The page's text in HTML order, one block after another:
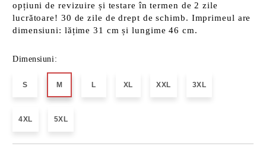
opțiuni de revizuire și testare în termen de 2 zile
lucrătoare! 30 de zile de drept de schimb. Imprimeul are
dimensiuni: lățime 31 cm și lungime 46 cm.
Dimensiuni:
S M L XL XXL 3XL
4XL 5XL